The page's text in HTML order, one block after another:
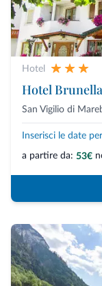
Hotel
Hotel Brunella
San Vigilio di
Inserisci le date
a partire da: 53€